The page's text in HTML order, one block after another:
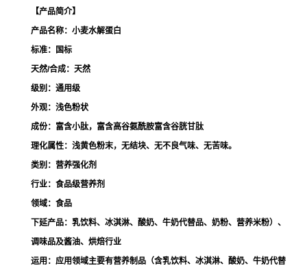
【产品简介】
产品名称：小麦水解蛋白
标准：国标
天然/合成：天然
级别：通用级
外观：浅色粉状
成份：富含小肽，富含高谷氨酰胺富含谷胱甘肽
理化属性：浅黄色粉末，无结块、无不良气味、无苦味。
类别：营养强化剂
行业：食品级营养剂
领域：食品
下延产品：乳饮料、冰淇淋、酸奶、牛奶代替品、奶粉、营养米粉）、
调味品及酱油、烘焙行业
运用：应用领域主要有营养制品（含乳饮料、冰淇淋、酸奶、牛奶代替